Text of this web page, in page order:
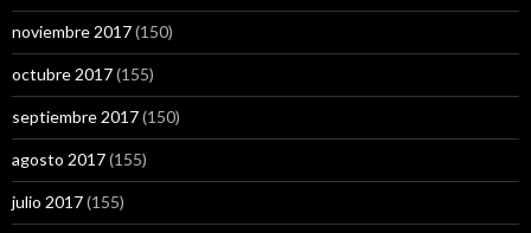
noviembre 2017(150)
octubre 2017(155)
septiembre 2017(150)
agosto 2017(155)
julio 2017(155)